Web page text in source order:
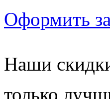
Оформить
Наши
только